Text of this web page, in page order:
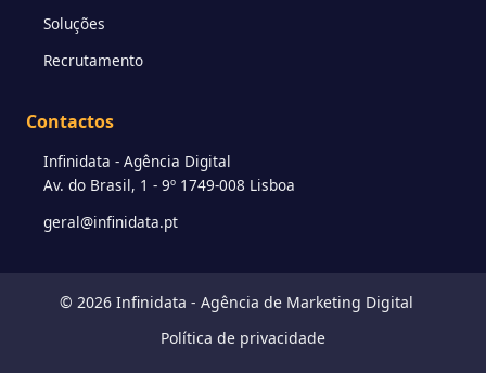
Soluções
Recrutamento
Contactos
Infinidata - Agência Digital
Av. do Brasil, 1 - 9º 1749-008 Lisboa
geral@infinidata.pt
© 2026 Infinidata - Agência de Marketing Digital
Política de privacidade